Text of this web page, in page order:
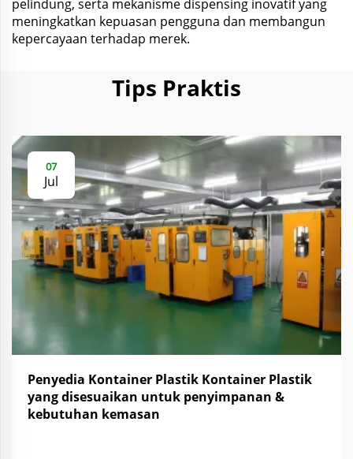
pelindung, serta mekanisme dispensing inovatif yang
meningkatkan kepuasan pengguna dan membangun
kepercayaan terhadap merek.
Tips Praktis
07
Jul
Penyedia Kontainer Plastik Kontainer Plastik
yang disesuaikan untuk penyimpanan &
kebutuhan kemasan